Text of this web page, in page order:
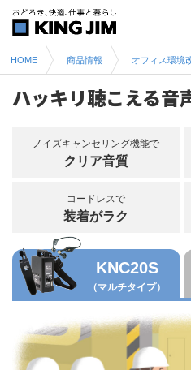
HOME 商品情報 オフィス環境
ハッキリ聴こえる音
ノイズキャンセリング機能で
クリア音質
コードレスで
装着がラク
KNC20S
（マルチタイプ）